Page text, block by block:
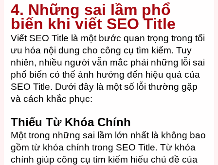
4. Những sai lầm phổ
biến khi viết SEO Title
Viết SEO Title là một bước quan trọng trong tối
ưu hóa nội dung cho công cụ tìm kiếm. Tuy
nhiên, nhiều người vẫn mắc phải những lỗi sai
phổ biến có thể ảnh hưởng đến hiệu quả của
SEO Title. Dưới đây là một số lỗi thường gặp
và cách khắc phục:
Thiếu Từ Khóa Chính
Một trong những sai lầm lớn nhất là không bao
gồm từ khóa chính trong SEO Title. Từ khóa
chính giúp công cụ tìm kiếm hiểu chủ đề của